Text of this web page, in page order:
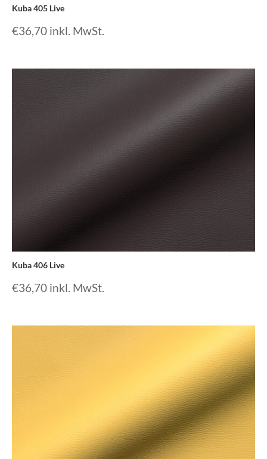
Kuba 405 Live
€36,70 inkl. MwSt.
Kuba 406 Live
€36,70 inkl. MwSt.